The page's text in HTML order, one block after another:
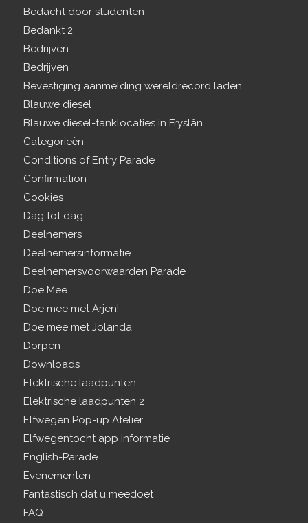
Bedacht door studenten
Bedankt 2
Bedrijven
Bedrijven
Bevestiging aanmelding wereldrecord laden
Blauwe diesel
Blauwe diesel-tanklocaties in Fryslân
Categorieën
Conditions of Entry Parade
Confirmation
Cookies
Dag tot dag
Deelnemers
Deelnemersinformatie
Deelnemersvoorwaarden Parade
Doe Mee
Doe mee met Arjen!
Doe mee met Jolanda
Dorpen
Downloads
Elektrische laadpunten
Elektrische laadpunten 2
Elfwegen Pop-up Atelier
Elfwegentocht app informatie
English-Parade
Evenementen
Fantastisch dat u meedoet
FAQ